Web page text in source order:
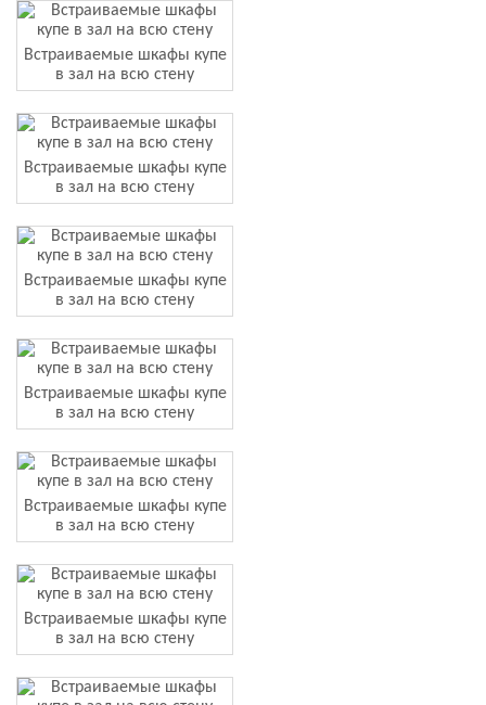
Встраиваемые шкафы купе
в зал на всю стену
Встраиваемые шкафы купе
в зал на всю стену
Встраиваемые шкафы купе
в зал на всю стену
Встраиваемые шкафы купе
в зал на всю стену
Встраиваемые шкафы купе
в зал на всю стену
Встраиваемые шкафы купе
в зал на всю стену